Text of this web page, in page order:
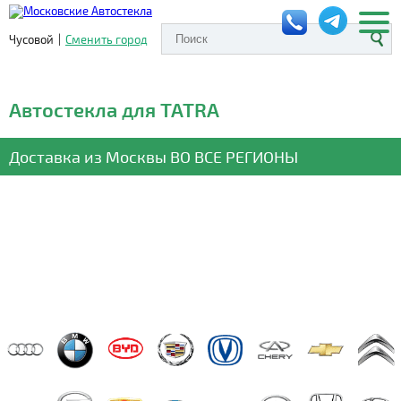
Чусовой | Сменить город
Автостекла для TATRA
Доставка из Москвы ВО ВСЕ РЕГИОНЫ